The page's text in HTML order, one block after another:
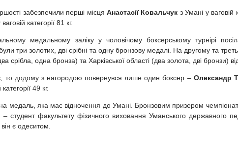
забезпечили перші місця Анастасії Ковальчук з Умані у ваговій
категорії 81 кг.
медальному заліку у чоловічому боксерському турнірі
три золотих, дві срібні та одну бронзову медалі. На другому та
срібла, одна бронза) та Харківської області (два золота, дві бронзи)
то додому з нагородою повернувся лише один боксер – Олександр
49 кг.
медаль, яка має відночення до Умані. Бронзовим призером
– студент факультету фізичного виховання Уманського державного
є одеситом.